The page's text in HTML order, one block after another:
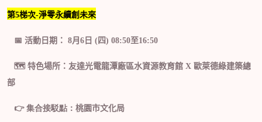
第5梯次-淨零永續創未來
📅 活動日期： 8月 6 日 (四) 08:50至16:50
🗺️️ 特色場所： 友達光電龍潭廠區水資源教育館 X 歐萊德綠建築總
部
👉 集合接駁點： 桃園市文化局